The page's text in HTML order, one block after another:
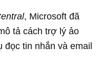
, Microsoft đã
tả cách trợ lý ảo
đọc tin nhắn và email